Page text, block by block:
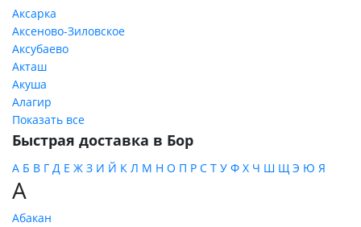
Аксарка
Аксеново-Зиловское
Аксубаево
Акташ
Акуша
Алагир
Показать все
Быстрая доставка в Бор
А Б В Г Д Е Ж З И Й К Л М Н О П Р С Т У Ф Х Ч Ш Щ Э Ю Я
А
Абакан